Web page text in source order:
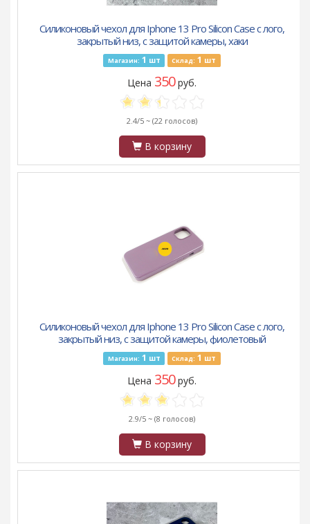
Силиконовый чехол для Iphone 13 Pro Silicon Case с лого,
закрытый низ, с защитой камеры, хаки
Магазин: 1 шт Склад: 1 шт
Цена 350руб.
2.4/5 ~ (22 голосов)
В корзину
Силиконовый чехол для Iphone 13 Pro Silicon Case с лого,
закрытый низ, с защитой камеры, фиолетовый
Магазин: 1 шт Склад: 1 шт
Цена 350руб.
2.9/5 ~ (8 голосов)
В корзину